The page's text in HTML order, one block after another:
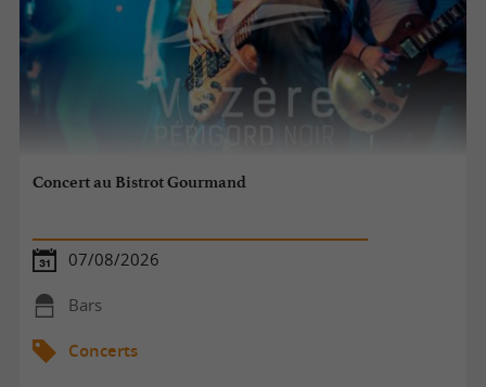
Concert au Bistrot Gourmand
07/08/2026
Bars
Concerts